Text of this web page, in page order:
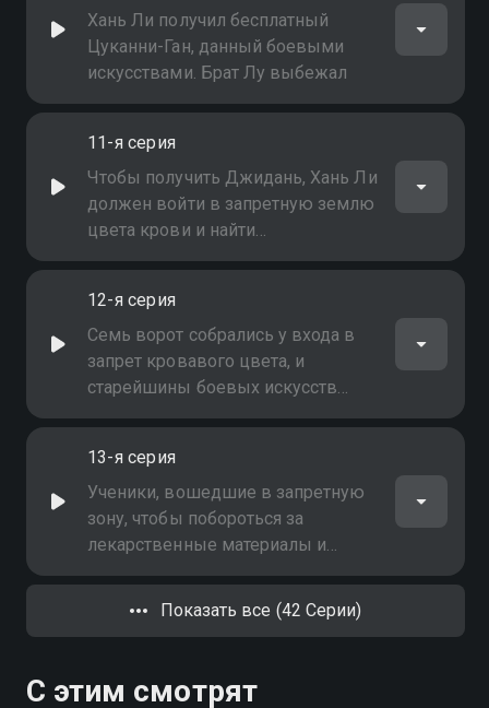
Хань Ли получил бесплатный
Цуканни-Ган, данный боевыми
искусствами. Брат Лу выбежал
11-я серия
Чтобы получить Джидань, Хань Ли
должен войти в запретную землю
цвета крови и найти
лекарственные материалы
12-я серия
Семь ворот собрались у входа в
запрет кровавого цвета, и
старейшины боевых искусств
открыли дверь
13-я серия
Ученики, вошедшие в запретную
зону, чтобы побороться за
лекарственные материалы и
сокровища, начали убивать…
Показать все (42 Серии)
С этим смотрят